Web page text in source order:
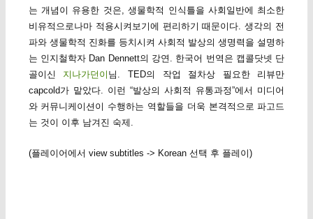
는 개념이 유용한 것은, 생물학적 인식틀을 사회일반에 최소한
비유적으로나마 적용시켜보기에 편리하기 때문이다. 생각의 전
파와 생물학적 진화를 등치시켜 사회적 발상의 생명력을 설명하
는 인지철학자 Dan Dennett의 강연. 한국어 번역은 캡콜닷넷 단
골이신 지나가던이 님. TED의 작업 절차상 필요한 리뷰만
capcold가 맡았다. 이런 “발상의 사회적 유통과정”에서 미디어
와 커뮤니케이션이 수행하는 역할들을 더욱 본격적으로 파고드
는 것이 이후 남겨진 숙제.
(플레이어에서 view subtitles -> Korean 선택 후 플레이)